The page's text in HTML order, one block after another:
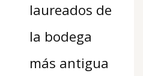
laureados de
la bodega
más antigua